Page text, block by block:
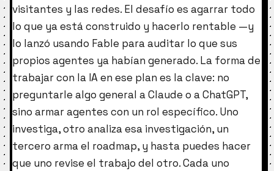
visitantes y las redes. El desafío es agarrar todo
lo que ya está construido y hacerlo rentable —y
lo lanzó usando Fable para auditar lo que sus
propios agentes ya habían generado. La forma de
trabajar con la IA en ese plan es la clave: no
preguntarle algo general a Claude o a ChatGPT,
sino armar agentes con un rol específico. Uno
investiga, otro analiza esa investigación, un
tercero arma el roadmap, y hasta puedes hacer
que uno revise el trabajo del otro. Cada uno